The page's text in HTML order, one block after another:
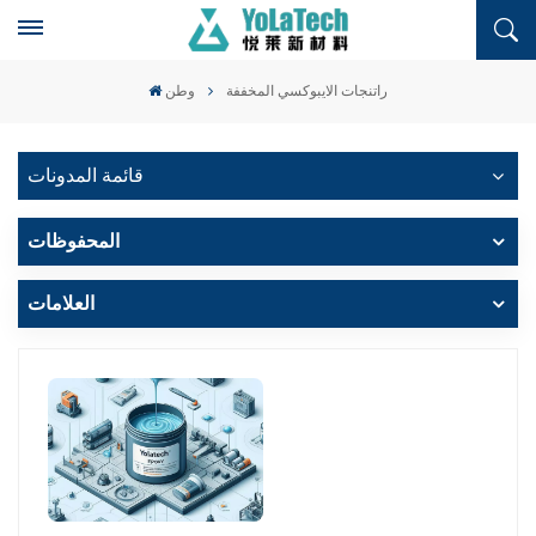
وطن راتنجات الايبوكسي المخففة
قائمة المدونات
المحفوظات
العلامات